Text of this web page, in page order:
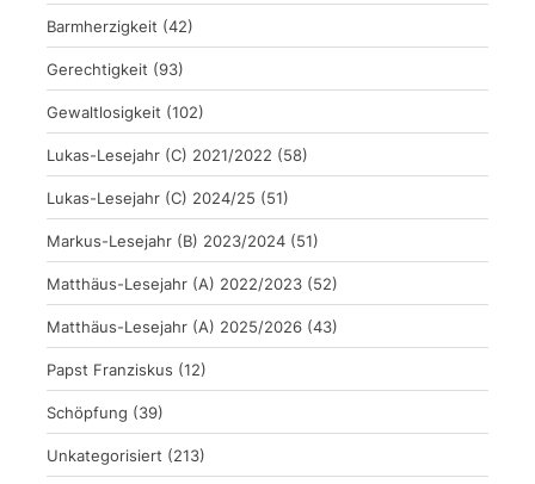
Barmherzigkeit (42)
Gerechtigkeit (93)
Gewaltlosigkeit (102)
Lukas-Lesejahr (C) 2021/2022 (58)
Lukas-Lesejahr (C) 2024/25 (51)
Markus-Lesejahr (B) 2023/2024 (51)
Matthäus-Lesejahr (A) 2022/2023 (52)
Matthäus-Lesejahr (A) 2025/2026 (43)
Papst Franziskus (12)
Schöpfung (39)
Unkategorisiert (213)